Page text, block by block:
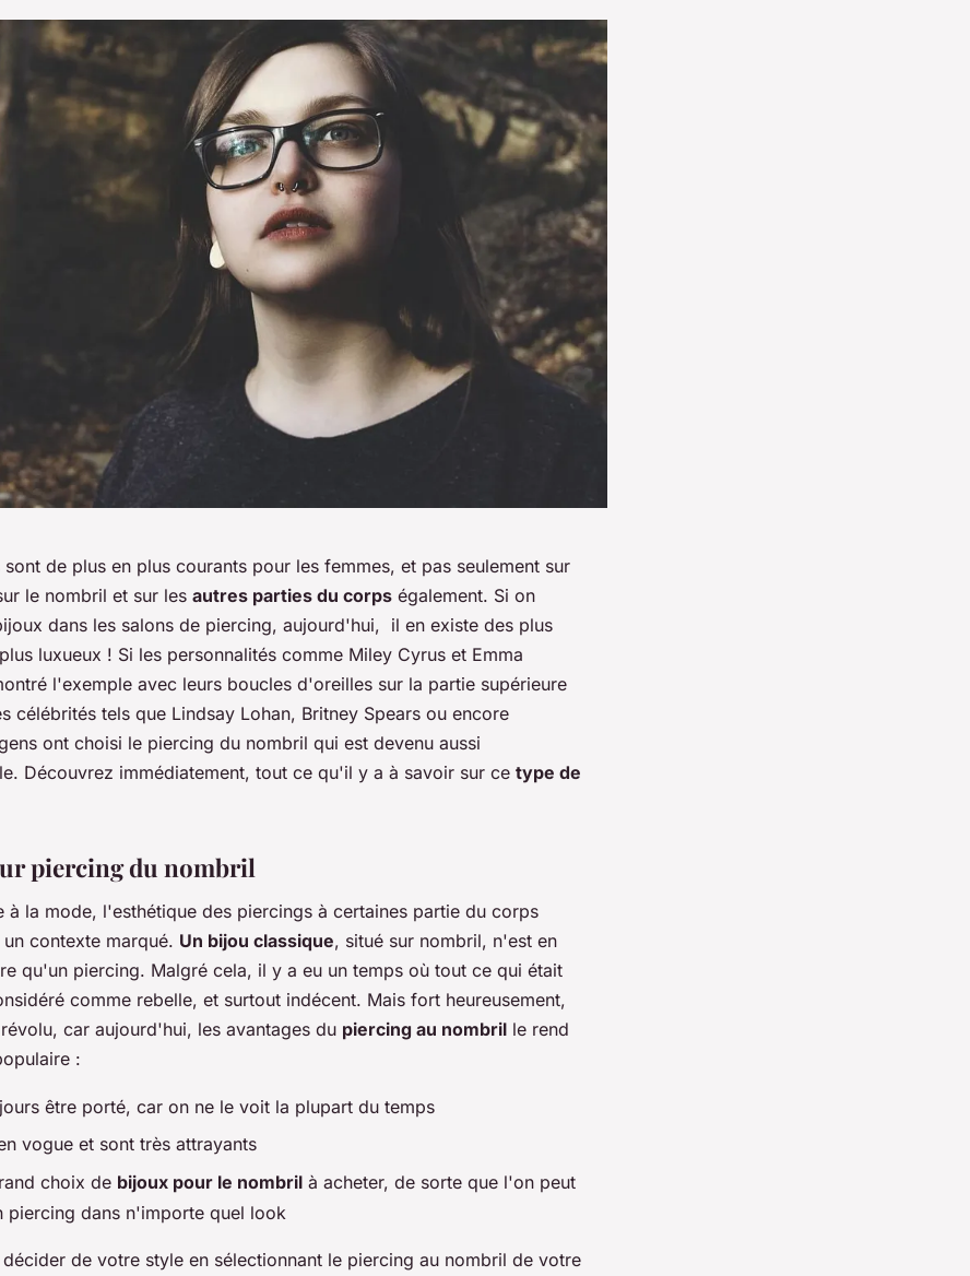
de plus en plus courants pour les femmes, et pas seulement sur
le nombril et sur les autres parties du corps également. Si on
dans les salons de piercing, aujourd'hui, il en existe des plus
luxueux ! Si les personnalités comme Miley Cyrus et Emma
l'exemple avec leurs boucles d'oreilles sur la partie supérieure
célébrités tels que Lindsay Lohan, Britney Spears ou encore
ont choisi le piercing du nombril qui est devenu aussi
Découvrez immédiatement, tout ce qu'il y a à savoir sur ce type de
piercing du nombril
à la mode, l'esthétique des piercings à certaines partie du corps
contexte marqué. Un bijou classique, situé sur nombril, n'est en
qu'un piercing. Malgré cela, il y a eu un temps où tout ce qui était
comme rebelle, et surtout indécent. Mais fort heureusement,
car aujourd'hui, les avantages du piercing au nombril le rend
:
être porté, car on ne le voit la plupart du temps
vogue et sont très attrayants
choix de bijoux pour le nombril à acheter, de sorte que l'on peut
piercing dans n'importe quel look
de votre style en sélectionnant le piercing au nombril de votre